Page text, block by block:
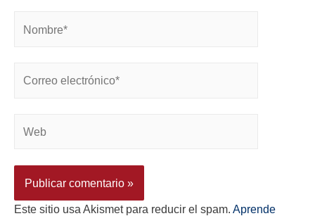
Este sitio usa Akismet para reducir el spam. Aprende